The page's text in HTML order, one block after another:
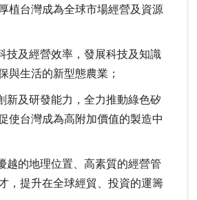
植台灣成為全球市場經營及資源
技及經營效率，發展科技及知識
與生活的新型態農業；
新及研發能力，全力推動綠色矽
使台灣成為高附加價值的製造中
越的地理位置、高素質的經營管
，提升在全球經貿、投資的運籌